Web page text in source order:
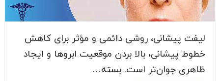
لیفت پیشانی، روشی دائمی و مؤثر برای کاهش
خطوط پیشانی، بالا بردن موقعیت ابروها و ایجاد
ظاهری جوان‌تر است. بسته…